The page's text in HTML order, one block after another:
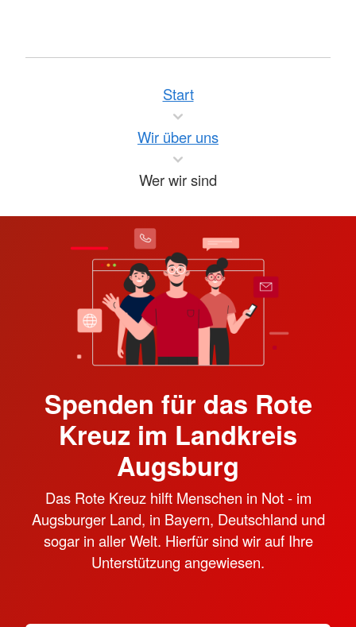
Start
Wir über uns
Wer wir sind
Spenden für das Rote
Kreuz im Landkreis
Augsburg
Das Rote Kreuz hilft Menschen in Not - im
Augsburger Land, in Bayern, Deutschland und
sogar in aller Welt. Hierfür sind wir auf Ihre
Unterstützung angewiesen.